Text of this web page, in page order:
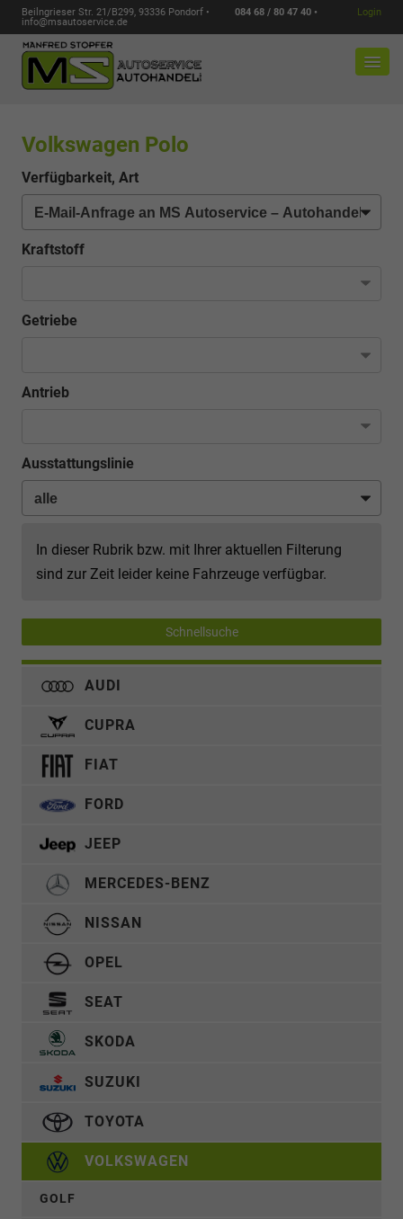
Beilngrieser Str. 21/B299, 93336 Pondorf •
084 68 / 80 47 40 •
info@msautoservice.de
Login
Volkswagen Polo
Verfügbarkeit, Art
Kraftstoff
Getriebe
Antrieb
Ausstattungslinie
In dieser Rubrik bzw. mit Ihrer aktuellen Filterung
sind zur Zeit leider keine Fahrzeuge verfügbar.
Schnellsuche
AUDI
CUPRA
FIAT
FORD
JEEP
MERCEDES-BENZ
NISSAN
OPEL
SEAT
SKODA
SUZUKI
TOYOTA
VOLKSWAGEN
GOLF